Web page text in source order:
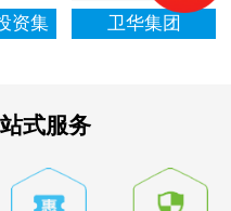
资集
卫华集团
式服务